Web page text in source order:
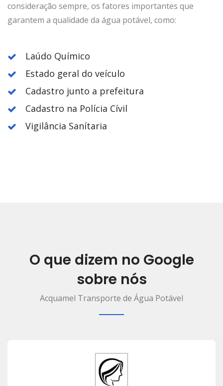
consideração sempre, os fatores importantes que
garantem a qualidade da água potável, como:
Laúdo Químico
Estado geral do veículo
Cadastro junto a prefeitura
Cadastro na Polícia Cívil
Vigilância Sanítaria
O que dizem no Google
sobre nós
Acquamel Transporte de Água Potável